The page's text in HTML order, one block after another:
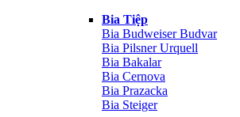
Bia Tiệp
Bia Budweiser Budvar
Bia Pilsner Urquell
Bia Bakalar
Bia Cernova
Bia Prazacka
Bia Steiger